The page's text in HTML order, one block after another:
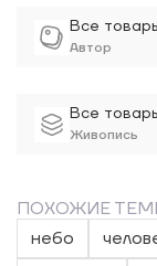
Все
Автор
Все
Живопись
ПОХОЖИЕ
небо